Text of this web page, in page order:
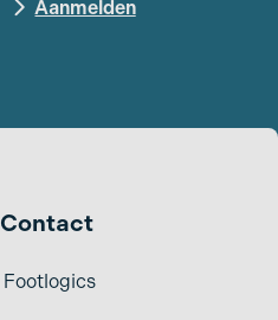
Contact
Footlogics